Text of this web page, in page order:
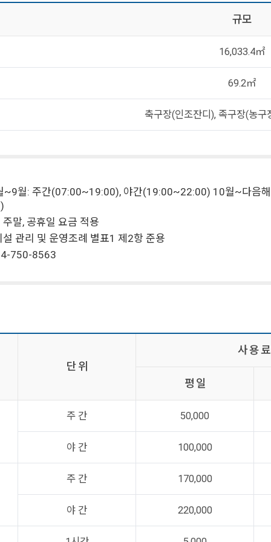
규모
16,033.4㎡
69.2㎡
축구장(인조잔디), 족구장(농구
~9월: 주간(07:00~19:00), 야간(19:00~22:00) 10월~다음
말, 공휴일 요금 적용
관리 및 운영조례 별표1 제2항 준용
750-8563
단 위
사 용 료
평 일
주 간 50,000
야 간 100,000
주 간 170,000
야 간 220,000